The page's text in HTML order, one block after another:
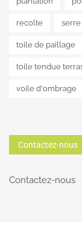
recolte serre
toile de paillage
toile tendue
voile d'ombrage
Contactez-nous
Contactez-nous